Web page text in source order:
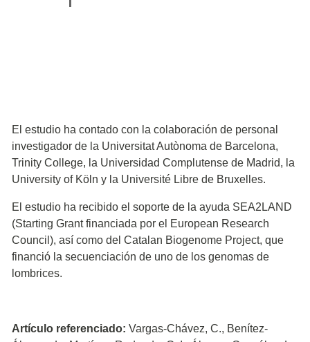
El estudio ha contado con la colaboración de personal
investigador de la Universitat Autònoma de Barcelona,
Trinity College, la Universidad Complutense de Madrid, la
University of Köln y la Université Libre de Bruxelles.
El estudio ha recibido el soporte de la ayuda SEA2LAND
(Starting Grant financiada por el European Research
Council), así como del Catalan Biogenome Project, que
financió la secuenciación de uno de los genomas de
lombrices.
Artículo referenciado: Vargas-Chávez, C., Benítez-